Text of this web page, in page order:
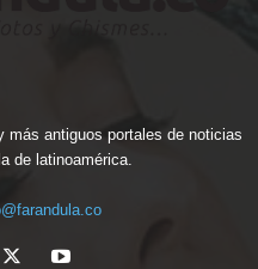
más antiguos portales de noticias
de latinoamérica.